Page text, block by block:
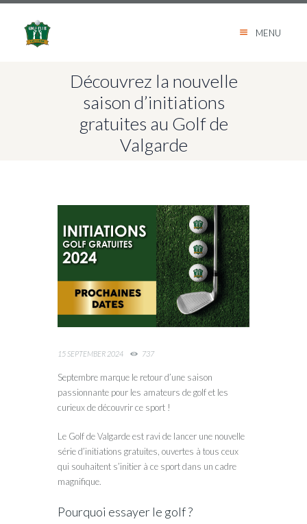
MENU
Découvrez la nouvelle
saison d’initiations
gratuites au Golf de
Valgarde
15 SEPTEMBER 2024 737
Septembre marque le retour d’une saison
passionnante pour les amateurs de golf et les
curieux de découvrir ce sport !
Le Golf de Valgarde est ravi de lancer une nouvelle
série d’initiations gratuites, ouvertes à tous ceux
qui souhaitent s’initier à ce sport dans un cadre
magnifique.
Pourquoi essayer le golf ?